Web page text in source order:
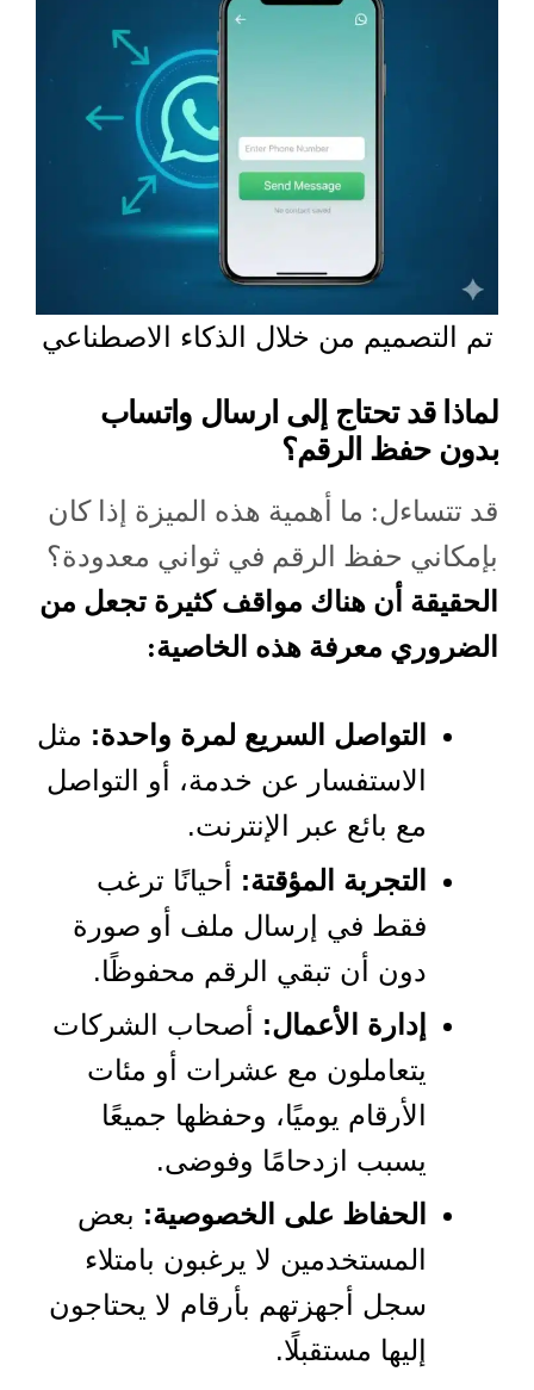
تم التصميم من خلال الذكاء الاصطناعي
لماذا قد تحتاج إلى ارسال واتساب
بدون حفظ الرقم؟
قد تتساءل: ما أهمية هذه الميزة إذا كان
بإمكاني حفظ الرقم في ثواني معدودة؟
الحقيقة أن هناك مواقف كثيرة تجعل من
الضروري معرفة هذه الخاصية:
التواصل السريع لمرة واحدة: مثل
الاستفسار عن خدمة، أو التواصل
مع بائع عبر الإنترنت.
التجربة المؤقتة: أحيانًا ترغب
فقط في إرسال ملف أو صورة
دون أن تبقي الرقم محفوظًا.
إدارة الأعمال: أصحاب الشركات
يتعاملون مع عشرات أو مئات
الأرقام يوميًا، وحفظها جميعًا
يسبب ازدحامًا وفوضى.
الحفاظ على الخصوصية: بعض
المستخدمين لا يرغبون بامتلاء
سجل أجهزتهم بأرقام لا يحتاجون
إليها مستقبلًا.